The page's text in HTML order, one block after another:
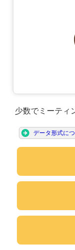
少数でミーティ
データ形式に